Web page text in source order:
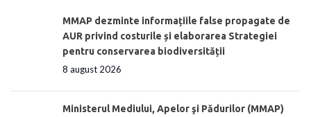
MMAP dezminte informațiile false propagate de
AUR privind costurile și elaborarea Strategiei
pentru conservarea biodiversității
8 august 2026
Ministerul Mediului, Apelor şi Pădurilor (MMAP)